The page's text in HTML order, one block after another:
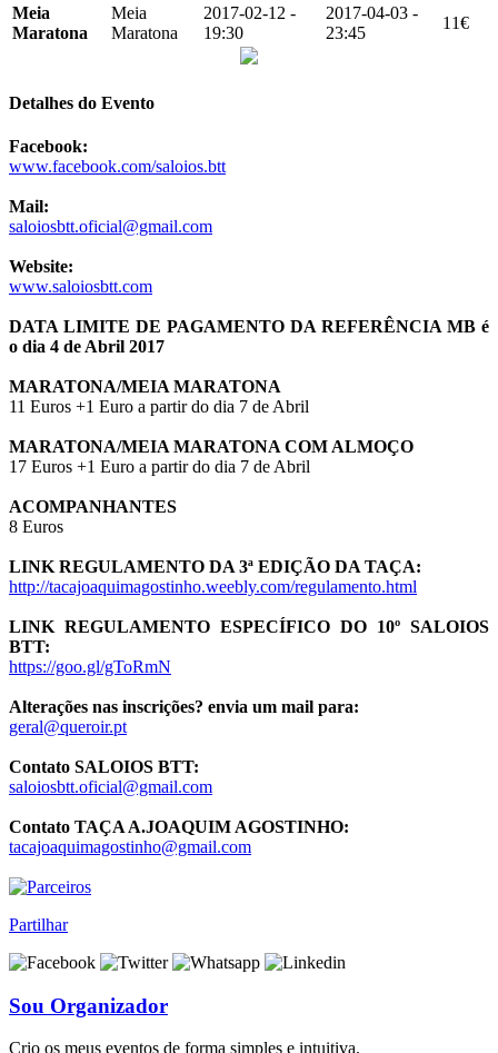
Meia
Maratona
Meia
Maratona
2017-02-12 -
19:30
2017-04-03 -
23:45
11€
Detalhes do Evento
Facebook:
www.facebook.com/saloios.btt
Mail:
saloiosbtt.oficial@gmail.com
Website:
www.saloiosbtt.com
DATA LIMITE DE PAGAMENTO DA REFERÊNCIA MB é
o dia 4 de Abril 2017
MARATONA/MEIA MARATONA
11 Euros +1 Euro a partir do dia 7 de Abril
MARATONA/MEIA MARATONA COM ALMOÇO
17 Euros +1 Euro a partir do dia 7 de Abril
ACOMPANHANTES
8 Euros
LINK REGULAMENTO DA 3ª EDIÇÃO DA TAÇA:
http://tacajoaquimagostinho.weebly.com/regulamento.html
LINK REGULAMENTO ESPECÍFICO DO 10º SALOIOS
BTT:
https://goo.gl/gToRmN
Alterações nas inscrições? envia um mail para:
geral@queroir.pt
Contato SALOIOS BTT:
saloiosbtt.oficial@gmail.com
Contato TAÇA A.JOAQUIM AGOSTINHO:
tacajoaquimagostinho@gmail.com
Partilhar
Sou Organizador
Crio os meus eventos de forma simples e intuitiva.